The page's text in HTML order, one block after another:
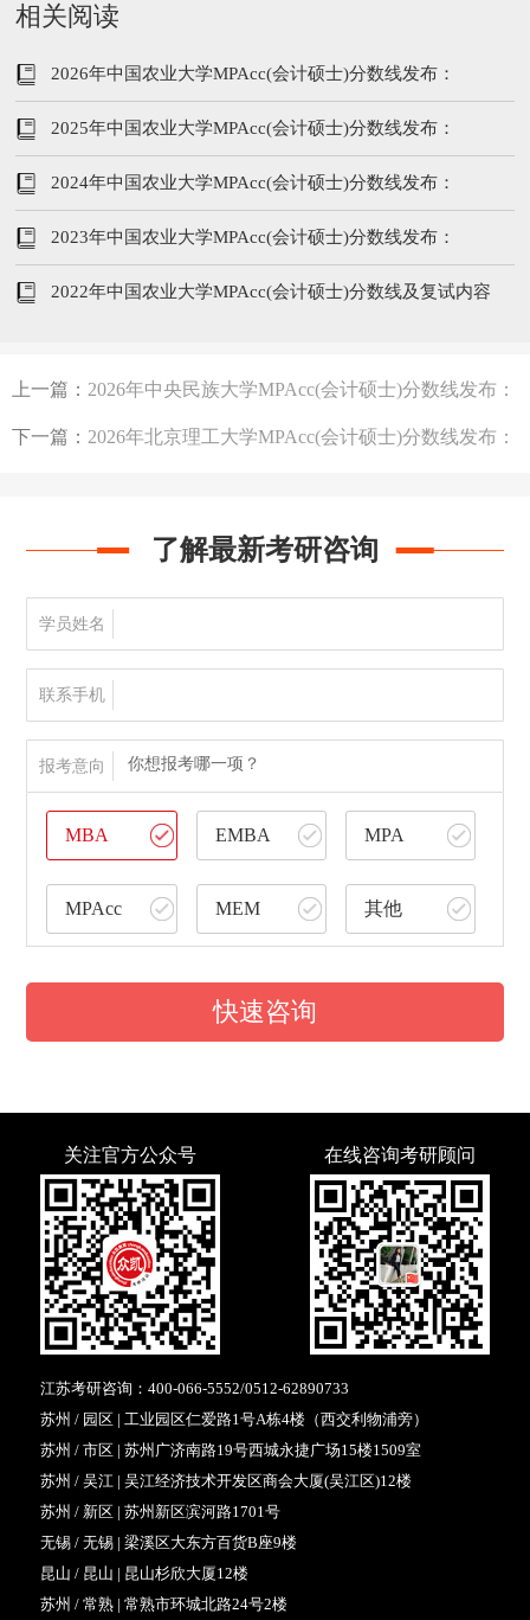
相关阅读
2026年中国农业大学MPAcc(会计硕士)分数线发布：
250/130/70
2025年中国农业大学MPAcc(会计硕士)分数线发布：
230/130/65
2024年中国农业大学MPAcc(会计硕士)分数线发布：
235/130/70
2023年中国农业大学MPAcc(会计硕士)分数线发布：
230/125/65
2022年中国农业大学MPAcc(会计硕士)分数线及复试内容
上一篇： 2026年中央民族大学MPAcc(会计硕士)分数线发布：
251/51/102
下一篇： 2026年北京理工大学MPAcc(会计硕士)分数线发布：
了解最新考研咨询
学员姓名
联系手机
报考意向 你想报考哪一项？
MBA EMBA MPA
MPAcc MEM 其他
快速咨询
关注官方公众号 在线咨询考研顾问
江苏考研咨询： 400-066-5552/0512-62890733
苏州 / 园区 | 工业园区仁爱路1号A栋4楼（西交利物浦旁）
苏州 / 市区 | 苏州广济南路19号西城永捷广场15楼1509室
苏州 / 吴江 | 吴江经济技术开发区商会大厦(吴江区)12楼
苏州 / 新区 | 苏州新区滨河路1701号
无锡 / 无锡 | 梁溪区大东方百货B座9楼
昆山 / 昆山 | 昆山杉欣大厦12楼
苏州 / 常熟 | 常熟市环城北路24号2楼